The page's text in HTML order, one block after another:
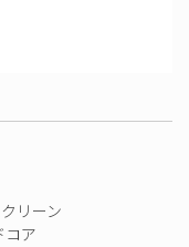
リーン
コア